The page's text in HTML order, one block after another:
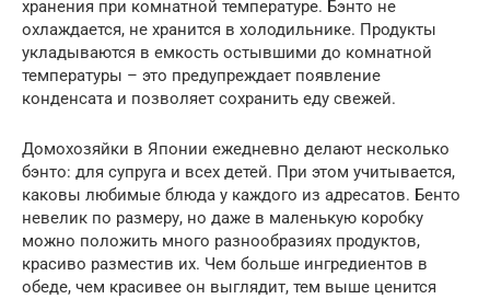
хранения при комнатной температуре. Бэнто не
охлаждается, не хранится в холодильнике. Продукты
укладываются в емкость остывшими до комнатной
температуры – это предупреждает появление
конденсата и позволяет сохранить еду свежей.
Домохозяйки в Японии ежедневно делают несколько
бэнто: для супруга и всех детей. При этом учитывается,
каковы любимые блюда у каждого из адресатов. Бенто
невелик по размеру, но даже в маленькую коробку
можно положить много разнообразиях продуктов,
красиво разместив их. Чем больше ингредиентов в
обеде, чем красивее он выглядит, тем выше ценится